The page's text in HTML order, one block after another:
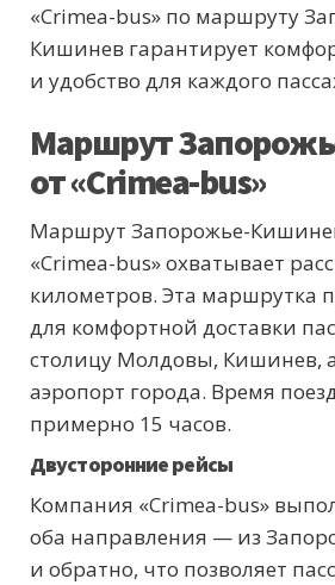
«Crimea-bus» по маршруту
Кишинев гарантирует
и удобство для каждого
Маршрут
от «Crimea-bus»
Маршрут Запорожье-
«Crimea-bus» охватывает
километров. Эта маршрутка
для комфортной доставки
столицу Молдовы, Кишинев,
аэропорт города. Время
примерно 15 часов.
Двусторонние рейсы
Компания «Crimea-bus»
оба направления — из
и обратно, что позволяет